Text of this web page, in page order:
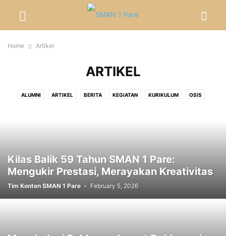
Home Artikel
ARTIKEL
ALUMNI ARTIKEL BERITA KEGIATAN KURIKULUM OSIS
Kilas Balik 59 Tahun SMAN 1 Pare:
Mengukir Prestasi, Merayakan Kreativitas
Tim Konten SMAN 1 Pare - February 5, 2026